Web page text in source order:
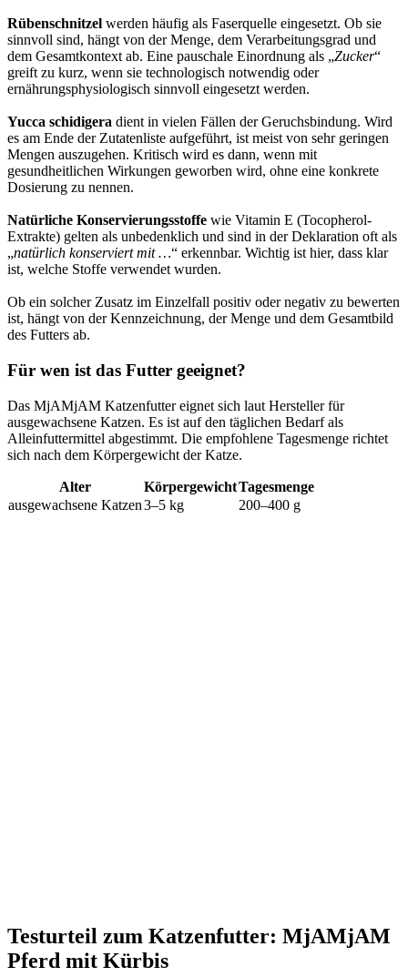
Rübenschnitzel werden häufig als Faserquelle eingesetzt. Ob sie
sinnvoll sind, hängt von der Menge, dem Verarbeitungsgrad und
dem Gesamtkontext ab. Eine pauschale Einordnung als „Zucker“
greift zu kurz, wenn sie technologisch notwendig oder
ernährungsphysiologisch sinnvoll eingesetzt werden.
Yucca schidigera dient in vielen Fällen der Geruchsbindung. Wird
es am Ende der Zutatenliste aufgeführt, ist meist von sehr geringen
Mengen auszugehen. Kritisch wird es dann, wenn mit
gesundheitlichen Wirkungen geworben wird, ohne eine konkrete
Dosierung zu nennen.
Natürliche Konservierungsstoffe wie Vitamin E (Tocopherol-
Extrakte) gelten als unbedenklich und sind in der Deklaration oft als
„natürlich konserviert mit …“ erkennbar. Wichtig ist hier, dass klar
ist, welche Stoffe verwendet wurden.
Ob ein solcher Zusatz im Einzelfall positiv oder negativ zu bewerten
ist, hängt von der Kennzeichnung, der Menge und dem Gesamtbild
des Futters ab.
Für wen ist das Futter geeignet?
Das MjAMjAM Katzenfutter eignet sich laut Hersteller für
ausgewachsene Katzen. Es ist auf den täglichen Bedarf als
Alleinfuttermittel abgestimmt. Die empfohlene Tagesmenge richtet
sich nach dem Körpergewicht der Katze.
Alter KörpergewichtTagesmenge
ausgewachsene Katzen3–5 kg 200–400 g
Testurteil zum Katzenfutter: MjAMjAM
Pferd mit Kürbis